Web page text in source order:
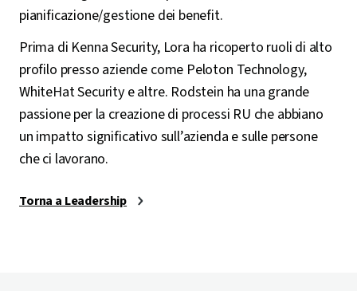
pianificazione/gestione dei benefit.
Prima di Kenna Security, Lora ha ricoperto ruoli di alto
profilo presso aziende come Peloton Technology,
WhiteHat Security e altre. Rodstein ha una grande
passione per la creazione di processi RU che abbiano
un impatto significativo sull’azienda e sulle persone
che ci lavorano.
Torna a Leadership